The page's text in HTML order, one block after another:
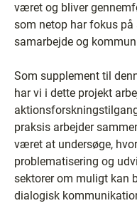
været og bliver
som netop har fokus
samarbejde og
Som supplement til
har vi i dette projekt
praksis arbejder
været at undersøge,
problematisering og
sektorer om muligt kan
dialogisk